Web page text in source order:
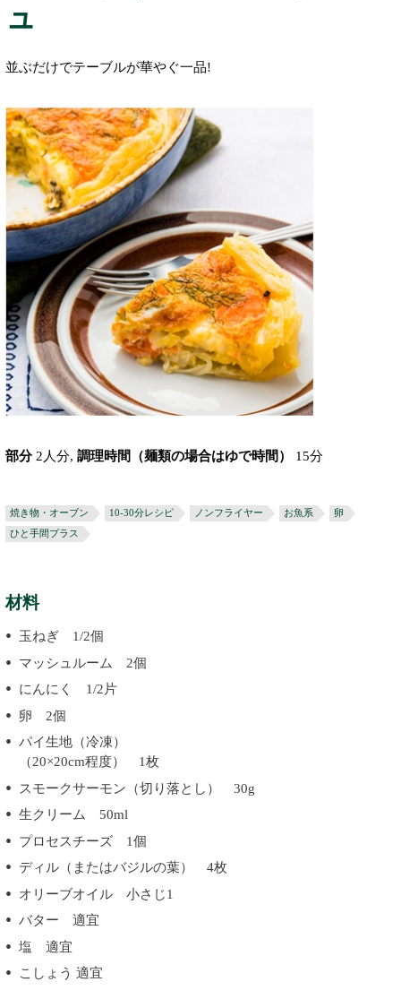
ュ
並ぶだけでテーブルが華やぐ一品!
部分 2人分, 調理時間（麺類の場合はゆで時間） 15分
焼き物・オーブン 10-30分レシピ ノンフライヤー お魚系
卵
ひと手間プラス
材料
玉ねぎ 1/2個
マッシュルーム 2個
にんにく 1/2片
卵 2個
パイ生地（冷凍）
（20×20cm程度） 1枚
スモークサーモン（切り落とし） 30g
生クリーム 50ml
プロセスチーズ 1個
ディル（またはバジルの葉） 4枚
オリーブオイル 小さじ1
バター 適宜
塩 適宜
こしょう 適宜